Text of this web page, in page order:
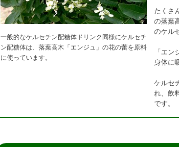
一般的なケルセチン配糖体ドリンク同様にケルセチ
ン配糖体は、落葉高木「エンジュ」の花の蕾を原料
に使っています。
たくさ
の落葉
のケル
「エ
身体に
ケルセ
れ、飲
です。